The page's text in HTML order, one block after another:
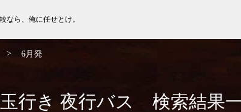
なら、俺に任せとけ。
> 6月発
行き 夜行バス 検索結果